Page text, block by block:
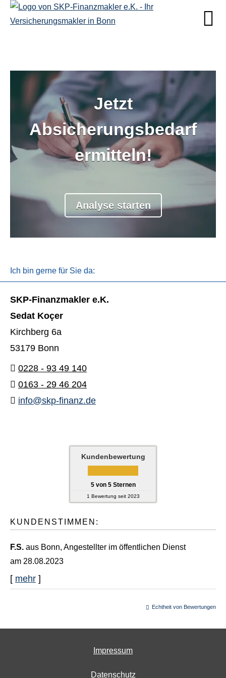
Jetzt
Absicherungsbedarf
ermitteln!
Analyse starten
Sind Sie Single oder in
einer Beziehung?
Single Beziehung
Ich bin gerne für Sie da:
SKP-Finanzmakler e.K.
Sedat Koçer
Kirchberg 6a
53179 Bonn
0228 - 93 49 140
0163 - 29 46 204
info@skp-finanz.de
Kundenbewertung
5von 5Sternen
1 Bewertung seit 2023
KUNDENSTIMMEN:
F.S. aus Bonn, Angestellter im öffentlichen Dienst
am 28.08.2023
[ mehr ]
Echtheit von Bewertungen
Impressum
Datenschutz